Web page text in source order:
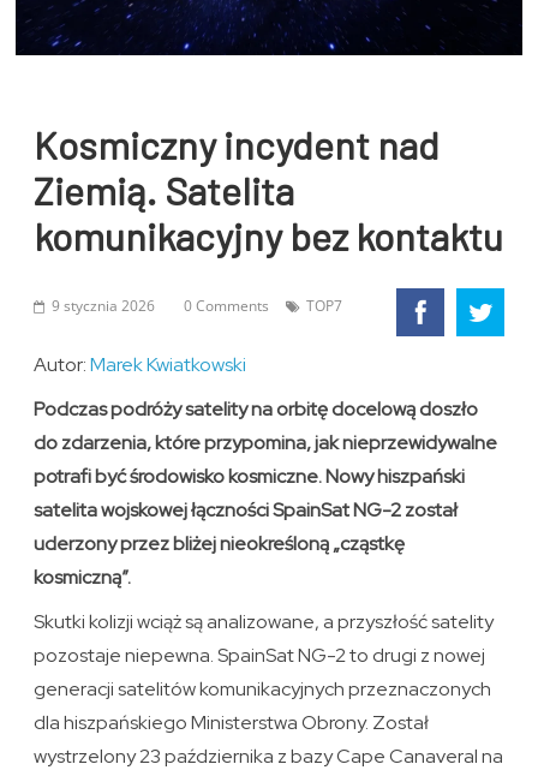
Kosmiczny incydent nad
Ziemią. Satelita
komunikacyjny bez kontaktu
9 stycznia 2026 0 Comments TOP7
Autor:Marek Kwiatkowski
Podczas podróży satelity na orbitę docelową doszło
do zdarzenia, które przypomina, jak nieprzewidywalne
potrafi być środowisko kosmiczne. Nowy hiszpański
satelita wojskowej łączności SpainSat NG-2 został
uderzony przez bliżej nieokreśloną „cząstkę
kosmiczną”.
Skutki kolizji wciąż są analizowane, a przyszłość satelity
pozostaje niepewna. SpainSat NG-2 to drugi z nowej
generacji satelitów komunikacyjnych przeznaczonych
dla hiszpańskiego Ministerstwa Obrony. Został
wystrzelony 23 października z bazy Cape Canaveral na